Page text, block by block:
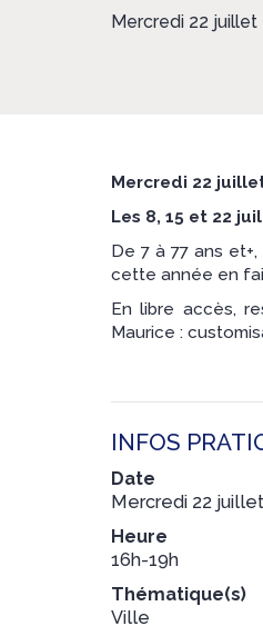
Mercredi 22 juillet
Mercredi 22
Les 8, 15 et 22
De 7 à 77 ans
cette année en
En libre accès,
Maurice :
INFOS
Date
Mercredi 22
Heure
16h-19h
Thématique(s)
Ville